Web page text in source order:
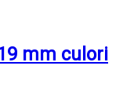
mm culori